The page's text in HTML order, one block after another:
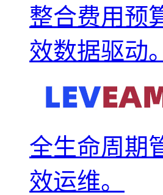
整合费用预
效数据驱动。
全生命周期
效运维。